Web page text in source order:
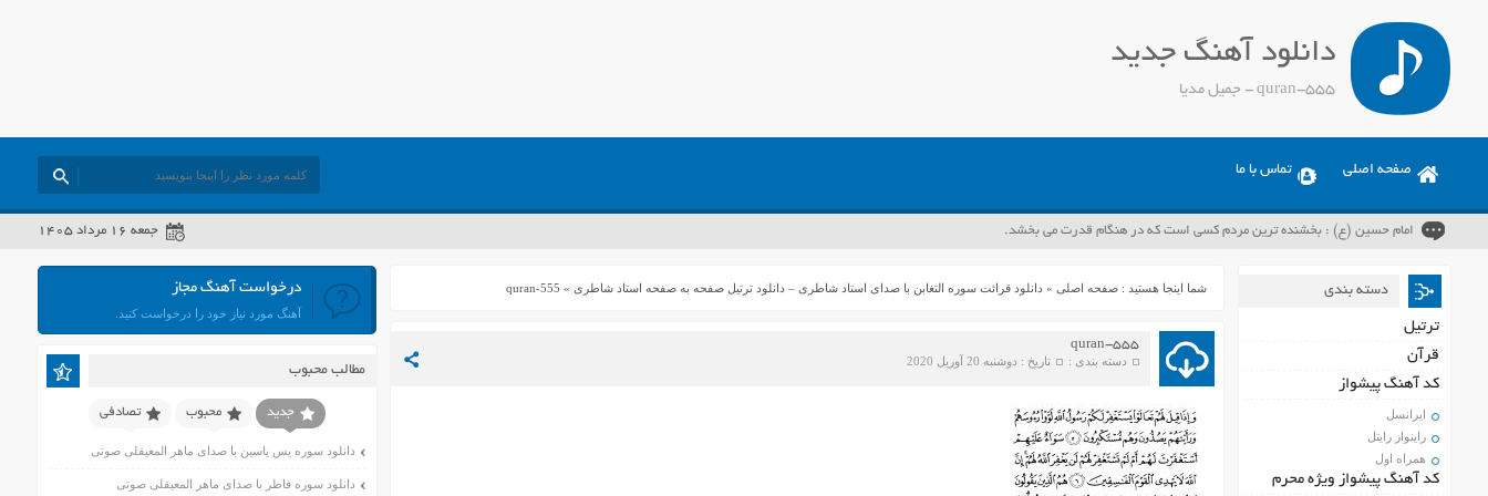
دانلود آهنگ جدید
quran-555 - جمیل مدیا
صفحه اصلی تماس با ما
امام حسین (ع) : بخشنده ترین مردم کسی است که در هنگام قدرت می بخشد. جمعه ۱۶ مرداد ۱۴۰۵
شما اینجا هستید : صفحه اصلی» دانلود قرائت سوره التغابن با صدای استاد شاطری – دانلود ترتیل صفحه به صفحه استاد شاطری »
quran-555
quran-555
دسته بندی : تاریخ : دوشنبه 20 آوریل 2020
دسته بندی
ترتیل
قرآن
کد آهنگ پیشواز
ایرانسل
راینواز رایتل
همراه اول
کد آهنگ پیشواز ویژه محرم
درخواست آهنگ مجاز
آهنگ مورد نیاز خود را درخواست کنید.
مطالب محبوب
جدید محبوب تصادفی
دانلود سوره یس یاسین با صدای ماهر المعیقلی صوتی
دانلود سوره فاطر با صدای ماهر المعیقلی صوتی